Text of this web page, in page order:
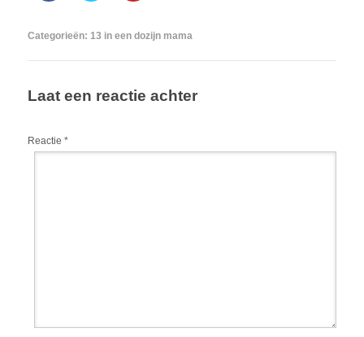
Categorieën: 13 in een dozijn mama
Laat een reactie achter
Reactie *